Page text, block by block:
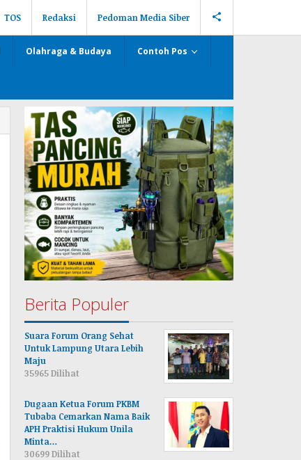
TOS Redaksi Pedoman Media Siber
Olahraga & Budaya Contoh Pos
Berita Populer
Suara Forum Orang Sehat
Untuk Lampung Utara Lebih
Maju
35965 Dilihat
Dugaan Ketua Forum PKBM
Tubaba Cemarkan Nama Baik
APH Praktisi Hukum Unila
Minta…
30699 Dilihat